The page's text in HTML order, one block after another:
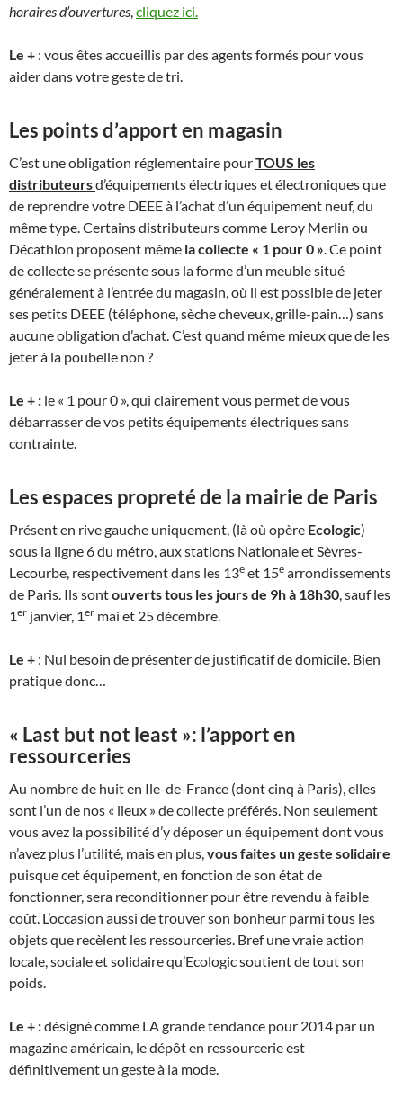
horaires d’ouvertures,cliquez ici.
Le + : vous êtes accueillis par des agents formés pour vous
aider dans votre geste de tri.
Les points d’apport en magasin
C’est une obligation réglementaire pourTOUS les
distributeursd’équipements électriques et électroniques que
de reprendre votre DEEE à l’achat d’un équipement neuf, du
même type. Certains distributeurs comme Leroy Merlin ou
Décathlon proposent même la collecte « 1 pour 0 ». Ce point
de collecte se présente sous la forme d’un meuble situé
généralement à l’entrée du magasin, où il est possible de jeter
ses petits DEEE (téléphone, sèche cheveux, grille-pain…) sans
aucune obligation d’achat. C’est quand même mieux que de les
jeter à la poubelle non ?
Le + : le « 1 pour 0 », qui clairement vous permet de vous
débarrasser de vos petits équipements électriques sans
contrainte.
Les espaces propreté de la mairie de Paris
Présent en rive gauche uniquement, (là où opère Ecologic)
sous la ligne 6 du métro, aux stations Nationale et Sèvres-
Lecourbe, respectivement dans les 13e et 15e arrondissements
de Paris. Ils sontouverts tous les jours de 9h à 18h30, sauf les
1er janvier, 1er mai et 25 décembre.
Le + : Nul besoin de présenter de justificatif de domicile. Bien
pratique donc…
« Last but not least »: l’apport en
ressourceries
Au nombre de huit en Ile-de-France (dont cinq à Paris), elles
sont l’un de nos « lieux » de collecte préférés. Non seulement
vous avez la possibilité d’y déposer un équipement dont vous
n’avez plus l’utilité, mais en plus,vous faites un geste solidaire
puisque cet équipement, en fonction de son état de
fonctionner, sera reconditionner pour être revendu à faible
coût. L’occasion aussi de trouver son bonheur parmi tous les
objets que recèlent les ressourceries. Bref une vraie action
locale, sociale et solidaire qu’Ecologic soutient de tout son
poids.
Le + :désigné comme LA grande tendance pour 2014 par un
magazine américain, le dépôt en ressourcerie est
définitivement un geste à la mode.